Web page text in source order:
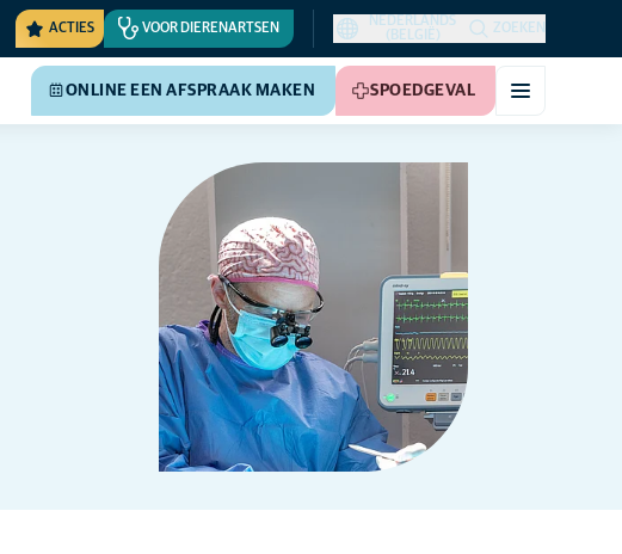
ACTIES VOOR DIERENARTSEN
NEDERLANDS
(BELGIË)
ZOEKEN
ONLINE EEN AFSPRAAK MAKEN SPOEDGEVAL